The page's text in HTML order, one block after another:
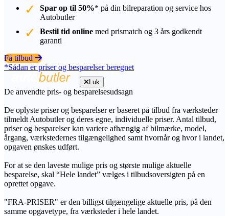
Spar op til 50%* på din bilreparation og service hos
Autobutler
Bestil tid online med prismatch og 3 års godkendt
garanti
Få tilbud
*Sådan er priser og besparelser beregnet
Luk
De anvendte pris- og besparelsesudsagn
De oplyste priser og besparelser er baseret på tilbud fra værksteder
tilmeldt Autobutler og deres egne, individuelle priser. Antal tilbud,
priser og besparelser kan variere afhængig af bilmærke, model,
årgang, værkstedernes tilgængelighed samt hvornår og hvor i landet,
opgaven ønskes udført.
For at se den laveste mulige pris og største mulige aktuelle
besparelse, skal “Hele landet” vælges i tilbudsoversigten på en
oprettet opgave.
"FRA-PRISER" er den billigst tilgængelige aktuelle pris, på den
samme opgavetype, fra værksteder i hele landet.